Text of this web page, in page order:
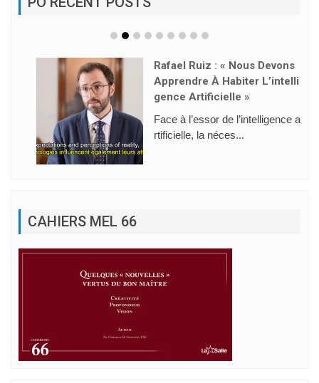
Rafael Ruiz : « Nous Devons
Apprendre À Habiter L’intelli
Gence Artificielle »
Face à l’essor de l’intelligence a
rtificielle, la néces...
CAHIERS MEL 66